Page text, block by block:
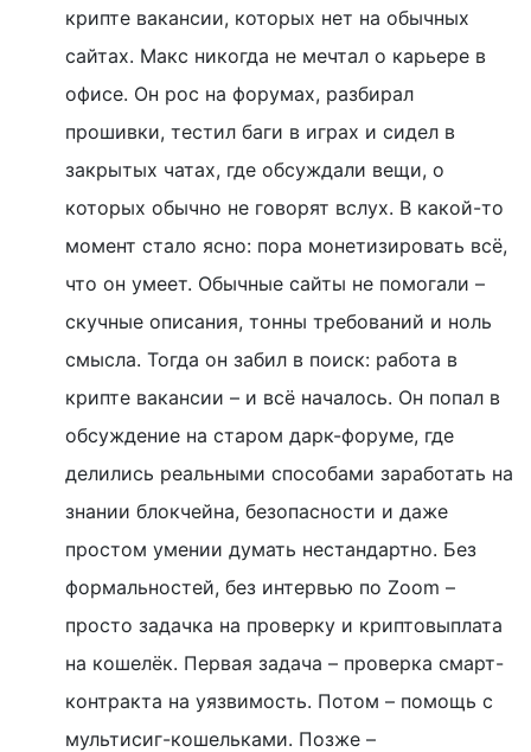
крипте вакансии, которых нет на обычных
сайтах. Макс никогда не мечтал о карьере в
офисе. Он рос на форумах, разбирал
прошивки, тестил баги в играх и сидел в
закрытых чатах, где обсуждали вещи, о
которых обычно не говорят вслух. В какой-то
момент стало ясно: пора монетизировать всё,
что он умеет. Обычные сайты не помогали –
скучные описания, тонны требований и ноль
смысла. Тогда он забил в поиск: работа в
крипте вакансии – и всё началось. Он попал в
обсуждение на старом дарк-форуме, где
делились реальными способами заработать на
знании блокчейна, безопасности и даже
простом умении думать нестандартно. Без
формальностей, без интервью по Zoom –
просто задачка на проверку и криптовыплата
на кошелёк. Первая задача – проверка смарт-
контракта на уязвимость. Потом – помощь с
мультисиг-кошельками. Позже –